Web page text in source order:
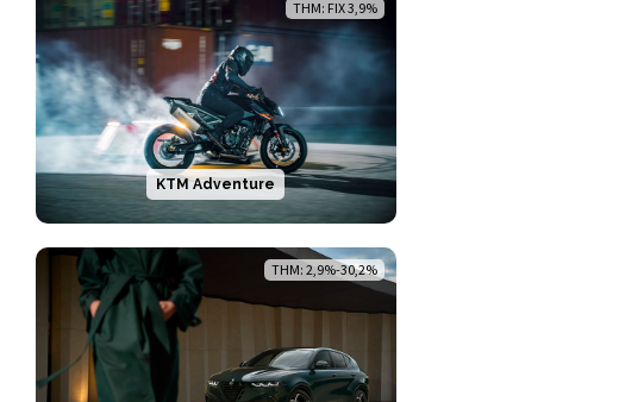
THM: FIX 3,9%
KTM Adventure
THM: 2,9%-30,2%